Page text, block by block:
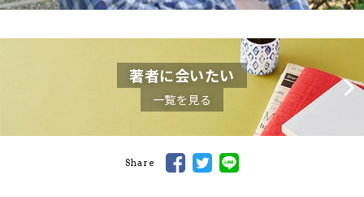
著者に会いたい
一覧を見る
Share